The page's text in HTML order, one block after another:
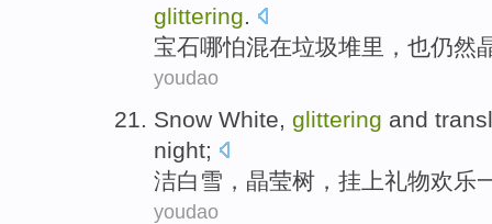
glittering.
宝石哪怕混在垃圾堆里， 也仍然
youdao
Snow White, glittering and
night;
洁白 雪 ， 晶莹树 ， 挂上礼物欢乐
youdao